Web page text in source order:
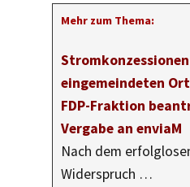
Mehr zum Thema:
eingemeindeten
FDP-Fraktion
Vergabe an enviaM
Nach dem
Widerspruch …